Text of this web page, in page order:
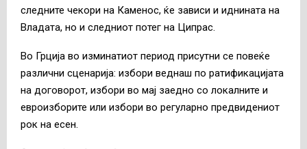
следните чекори на Каменос, ќе зависи и иднината на
Владата, но и следниот потег на Ципрас.
Во Грција во изминатиот период присутни се повеќе
различни сценарија: избори веднаш по ратификацијата
на договорот, избори во мај заедно со локалните и
евроизборите или избори во регуларно предвидениот
рок на есен.